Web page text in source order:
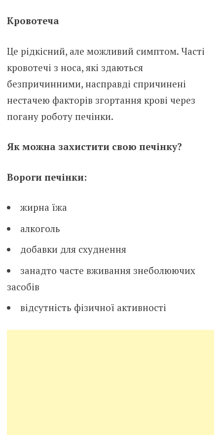
Кровотеча
Це рідкісний, але можливий симптом. Часті
кровотечі з носа, які здаються
безпричинними, насправді спричинені
нестачею факторів згортання крові через
погану роботу печінки.
Як можна захистити свою печінку?
Вороги печінки:
жирна їжа
алкоголь
добавки для схуднення
занадто часте вживання знеболюючих
засобів
відсутність фізичної активності